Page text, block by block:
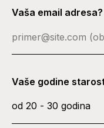
Vaša email adresa?
Vaše godine